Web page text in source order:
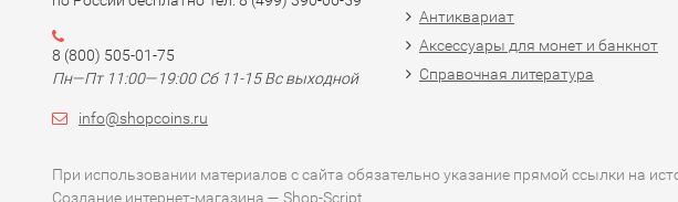
8 (800) 505-01-75
Пн—Пт 11:00—19:00 Сб 11-15 Вс выходной
info@shopcoins.ru
Антиквариат
Аксессуары для монет и банкнот
Справочная литература
При использовании материалов с сайта обязательно указание прямой ссылки на
Создание интернет-магазина — Shop-Script